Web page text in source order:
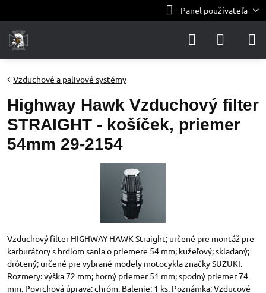
Panel používateľa
Vzduchové a palivové systémy
Highway Hawk Vzduchový filter
STRAIGHT - košíček, priemer
54mm 29-2154
Vzduchový filter HIGHWAY HAWK Straight; určené pre montáž pre
karburátory s hrdlom sania o priemere 54 mm; kužeľový; skladaný;
drôtený; určené pre vybrané modely motocykla značky SUZUKI.
Rozmery: výška 72 mm; horný priemer 51 mm; spodný priemer 74
mm. Povrchová úprava: chróm. Balenie: 1 ks. Poznámka: Vzducové